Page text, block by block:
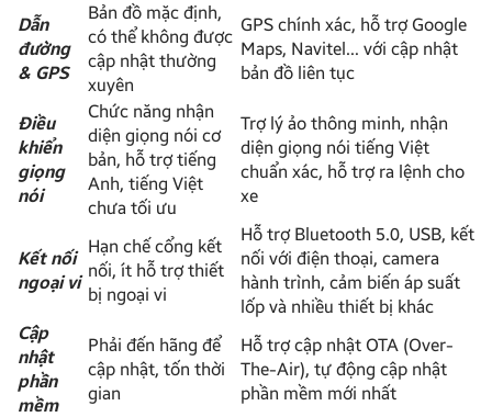
Dẫn
đường
& GPS
Bản đồ mặc định,
có thể không được
cập nhật thường
xuyên
GPS chính xác, hỗ trợ Google
Maps, Navitel… với cập nhật
bản đồ liên tục
Điều
khiển
giọng
nói
Chức năng nhận
diện giọng nói cơ
bản, hỗ trợ tiếng
Anh, tiếng Việt
chưa tối ưu
Trợ lý ảo thông minh, nhận
diện giọng nói tiếng Việt
chuẩn xác, hỗ trợ ra lệnh cho
xe
Kết nối
ngoại vi
Hạn chế cổng kết
nối, ít hỗ trợ thiết
bị ngoại vi
Hỗ trợ Bluetooth 5.0, USB, kết
nối với điện thoại, camera
hành trình, cảm biến áp suất
lốp và nhiều thiết bị khác
Cập
nhật
phần
mềm
Phải đến hãng để
cập nhật, tốn thời
gian
Hỗ trợ cập nhật OTA (Over-
The-Air), tự động cập nhật
phần mềm mới nhất